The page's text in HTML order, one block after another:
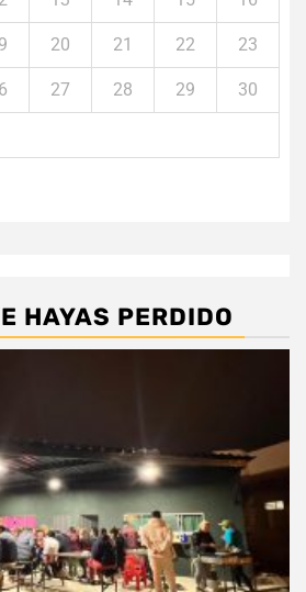
20 21 22 23
27 28 29 30
HAYAS PERDIDO